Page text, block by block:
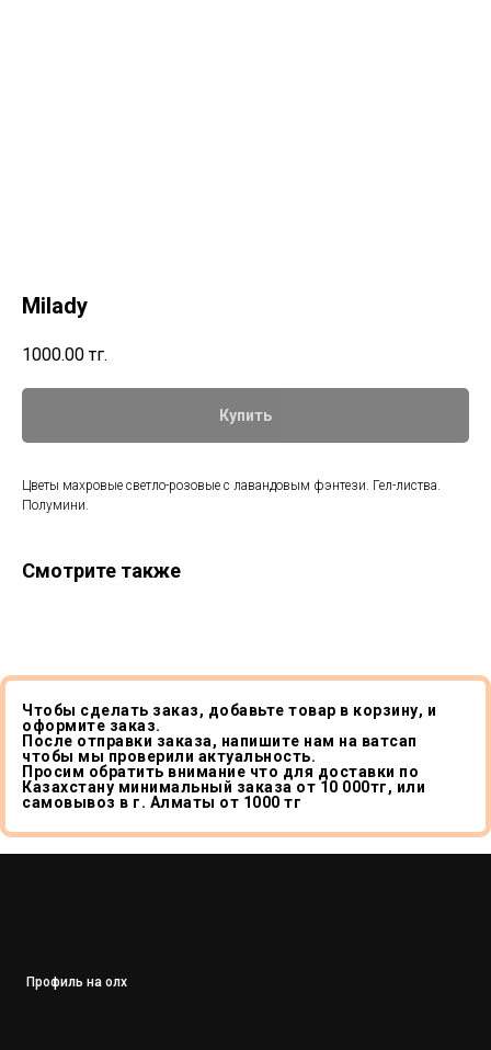
Milady
1000.00 тг.
Купить
Цветы махровые светло-розовые с лавандовым фэнтези. Гел-листва.
Полумини.
Смотрите также
Чтобы сделать заказ, добавьте товар в корзину, и
оформите заказ.
После отправки заказа, напишите нам на ватсап
чтобы мы проверили актуальность.
Просим обратить внимание что для доставки по
Казахстану минимальный заказа от 10 000тг, или
самовывоз в г. Алматы от 1000 тг
Профиль на олх